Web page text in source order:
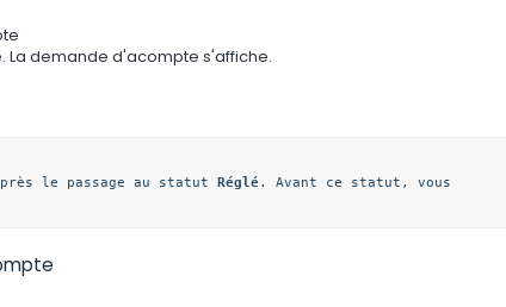
La demande d'acompte s'affiche.
le passage au statut Réglé. Avant ce statut, vous